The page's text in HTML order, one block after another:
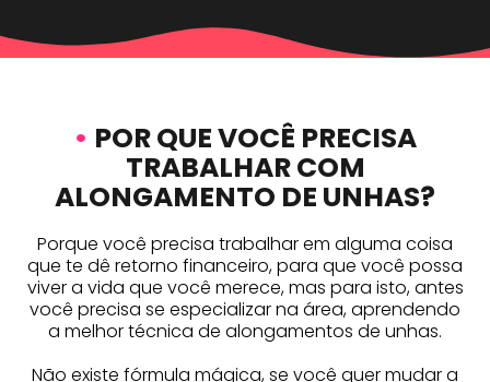
• POR QUE VOCÊ PRECISA
TRABALHAR COM
ALONGAMENTO DE UNHAS?
Porque você precisa trabalhar em alguma coisa
que te dê retorno financeiro, para que você possa
viver a vida que você merece, mas para isto, antes
você precisa se especializar na área, aprendendo
a melhor técnica de alongamentos de unhas.
Não existe fórmula mágica, se você quer mudar a